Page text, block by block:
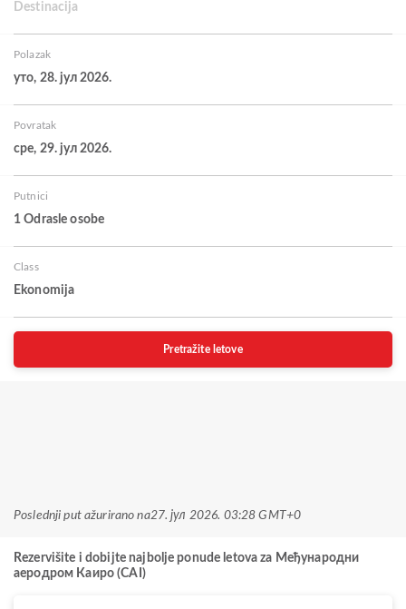
Destinacija
Polazak
уто, 28. јул 2026.
Povratak
сре, 29. јул 2026.
Putnici
1 Odrasle osobe
Class
Ekonomija
Pretražite letove
Poslednji put ažurirano na27. јул 2026. 03:28 GMT+0
Rezervišite i dobijte najbolje ponude letova za Међународни
аеродром Каиро (CAI)